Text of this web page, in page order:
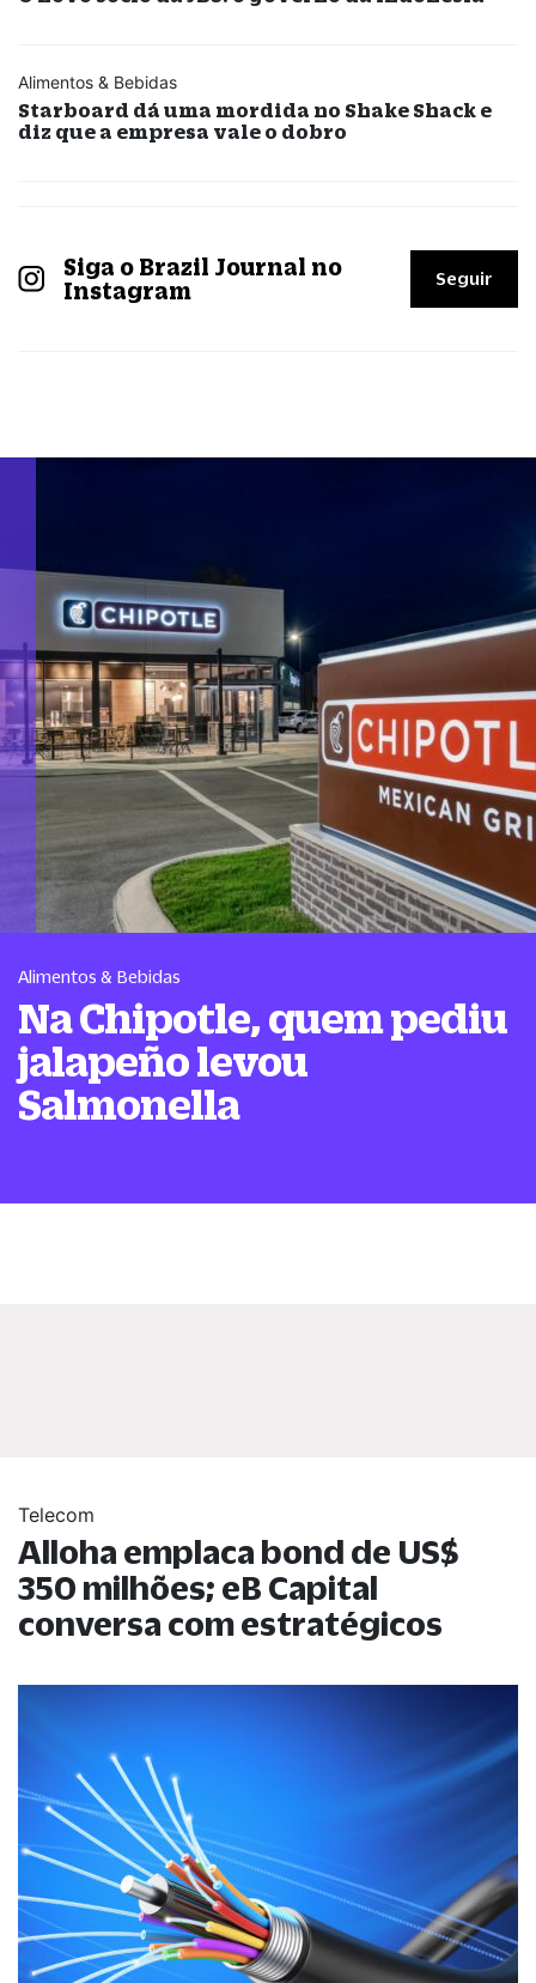
Alimentos & Bebidas
Starboard dá uma mordida no Shake Shack e
diz que a empresa vale o dobro
Siga o Brazil Journal no
Instagram
Seguir
Alimentos & Bebidas
Na Chipotle, quem pediu
jalapeño levou
Salmonella
Telecom
Alloha emplaca bond de US$
350 milhões; eB Capital
conversa com estratégicos